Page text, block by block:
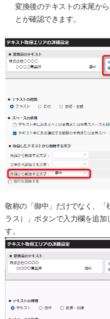
変換後のテキストの末尾か
とが確認できます。
敬称の「御中」だけでなく、
ラス）」ボタンで入力欄を追
す。